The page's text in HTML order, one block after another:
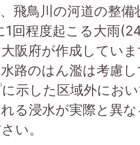
飛鳥川の河道の整
1回程度起こる大雨
阪府が作成してい
路のはん濫は考慮
示した区域外にお
る浸水が実際と異
い。